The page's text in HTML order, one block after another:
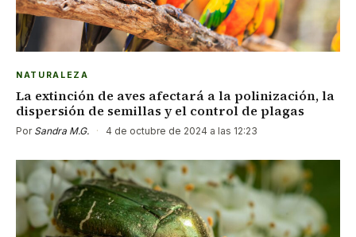
NATURALEZA
La extinción de aves afectará a la polinización, la
dispersión de semillas y el control de plagas
Por Sandra M.G. · 4 de octubre de 2024 a las 12:23